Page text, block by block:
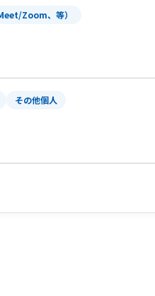
Zoom、等）
その他個人